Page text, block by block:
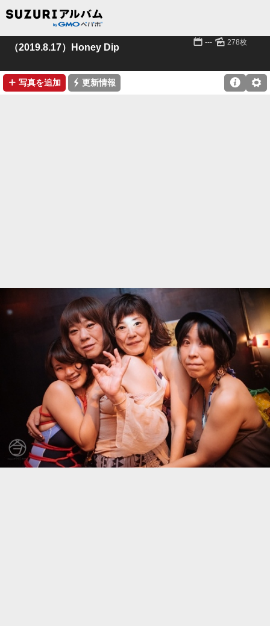
（2019.8.17）Honey Dip 📅 --- 🌄 278枚
➕ 写真を追加 ⚡ 更新情報 ⚙
